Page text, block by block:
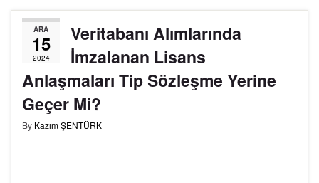
ARA
15
2024
Veritabanı Alımlarında
İmzalanan Lisans
Anlaşmaları Tip Sözleşme Yerine
Geçer Mi?
By Kazım ŞENTÜRK